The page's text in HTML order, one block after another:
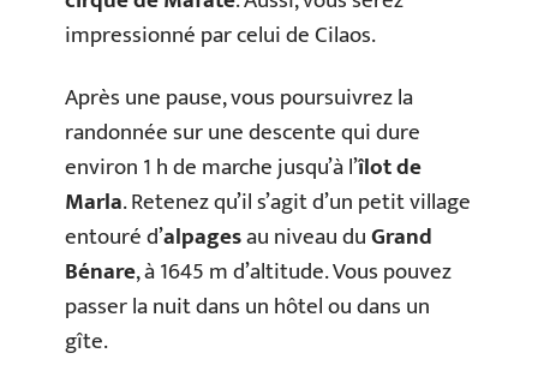
impressionné par celui de Cilaos.
Après une pause, vous poursuivrez la
randonnée sur une descente qui dure
environ 1 h de marche jusqu’à l’îlot de
Marla. Retenez qu’il s’agit d’un petit village
entouré d’alpagesau niveau duGrand
Bénare, à 1645 m d’altitude. Vous pouvez
passer la nuit dans un hôtel ou dans un
gîte.